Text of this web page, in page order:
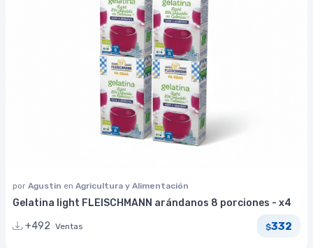
por Agustin en Agricultura y Alimentación
Gelatina light FLEISCHMANN arándanos 8 porciones - x4
+492 Ventas $332